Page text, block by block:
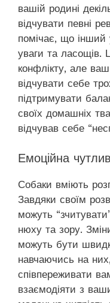
вашій родині
відчувати певні
помічає, що
уваги та ласощів.
конфлікту, але
відчувати себе
підтримувати
своїх домашніх
відчував себе
Емоційна
Собаки вміють
Завдяки своїм
можуть
нюху та зору.
можуть бути
навчаючись на
співпереживати
взаємодіяти з